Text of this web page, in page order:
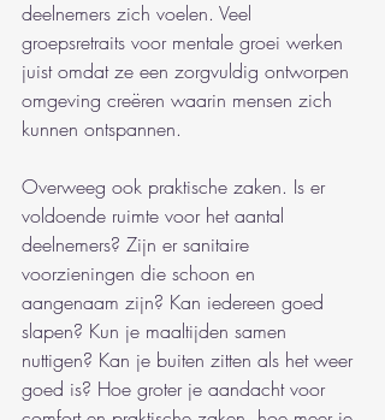
deelnemers zich voelen. Veel
groepsretraits voor mentale groei werken
juist omdat ze een zorgvuldig ontworpen
omgeving creëren waarin mensen zich
kunnen ontspannen.
Overweeg ook praktische zaken. Is er
voldoende ruimte voor het aantal
deelnemers? Zijn er sanitaire
voorzieningen die schoon en
aangenaam zijn? Kan iedereen goed
slapen? Kun je maaltijden samen
nuttigen? Kan je buiten zitten als het weer
goed is? Hoe groter je aandacht voor